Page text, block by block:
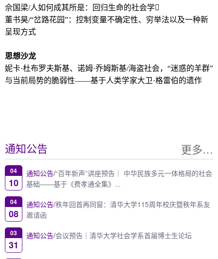
通知公告 更多…
04
10
通知公告/“百年新声”讲座预告｜ 中华民族多元一体格局的社会
基础——基于《费孝通全集》...
04
08
通知公告/秩年回首再同窗：清华大学115周年校庆暨秩年系友
邀请函
03
31
通知公告/会议预告｜清华大学社会学系首届博士生论坛
佘国梁/人如何成其所是：回归生命的社会学
董书昊/“岔路花园”：控制变量不确定性、穷举法以及一种新
呈现方式
思想沙龙
妮卡·杜布罗夫斯基、诺姆·乔姆斯基/海盗社会，“迷惑的羊群”
与当前局势的脆弱性——基于人类学家大卫·格雷伯的遗作